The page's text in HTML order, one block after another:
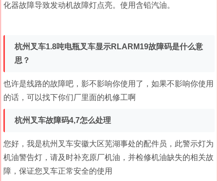
化器故障导致发动机故障灯点亮。使用含铅汽油。
杭州叉车1.8吨电瓶叉车显示RLARM19故障码是什么意
思？
也许是线路的故障吧，影不影响你使用了，如果不影响你使用
的话，可以找下你们厂里面的机修工啊
杭州叉车故障码4,7怎么处理
您好，我是杭州叉车安徽大区芜湖事处的配件员，此警示灯为
机油警告灯，请及时补充原厂机油，并检修机油缺失的相关故
障，保证您叉车正常安全的使用